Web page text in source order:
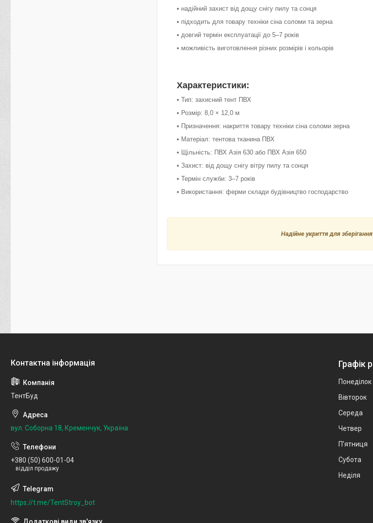
• надійний захист від дощу снігу пилу та сонця
• підходить для товару техніки сіна соломи та зерна
• довгий термін експлуатації до 5–7 років
• можливість виготовлення різних розмірів і кольорів
Характеристики:
• Тип: захисний тент ПВХ
• Розмір: 8,0 × 12,0 м
• Призначення: накриття товару техніки сіна соломи зерна
• Матеріал: тентова тканина ПВХ
• Щільність: ПВХ Азія 630 або ПВХ Азія 650
• Захист: від дощу снігу вітру пилу та сонця
• Термін служби: 3–7 років
• Використання: ферми склади будівництво господарство
Надійне укриття для
ТентБуд
вул. Соборна 18, Кременчук, Україна
+380 (50) 600-01-04
відділ продажу
https://t.me/TentStroy_bot
Графік
Понеділок
Вівторок
Середа
Четвер
Пʼятниця
Субота
Неділя